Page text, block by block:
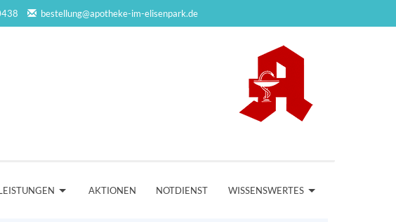
bestellung@apotheke-im-elisenpark.de
AKTIONEN NOTDIENST WISSENSWERTES